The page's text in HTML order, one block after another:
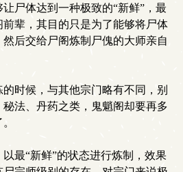
尸体达到一种极致的“新鲜”，最
辈，其目的只是为了能够将尸体
后交给尸阁炼制尸傀的大师亲自
时候，与其他宗门略有不同，别
法、丹药之类，鬼魈阁却要再多
最“新鲜”的状态进行炼制，效果